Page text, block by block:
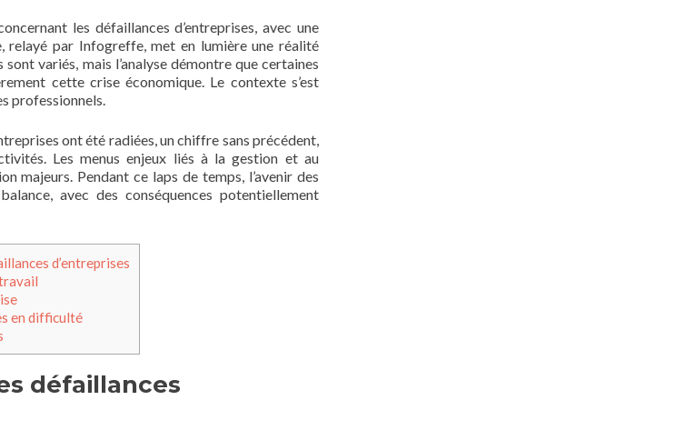
les défaillances d’entreprises, avec une
relayé par Infogreffe, met en lumière une réalité
variés, mais l’analyse démontre que certaines
cette crise économique. Le contexte s’est
professionnels.
ont été radiées, un chiffre sans précédent,
Les menus enjeux liés à la gestion et au
majeurs. Pendant ce laps de temps, l’avenir des
avec des conséquences potentiellement
d’entreprises
en difficulté
défaillances